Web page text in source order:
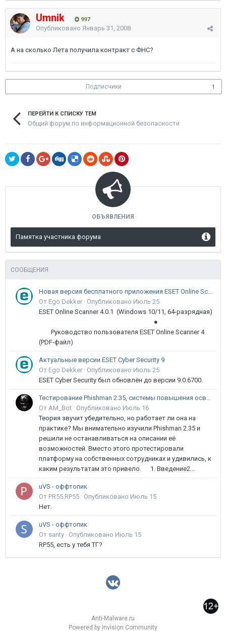
Umnik 997
Опубликовано Январь 31, 2008
А на сколько Лета получила контракт с ФНС?
Подписчики 1
ПЕРЕЙТИ К СПИСКУ ТЕМ
Общий форум по информационной безопасности
ОБЪЯВЛЕНИЯ
Памятка участника форума
СООБЩЕНИЯ
Новая версия бесплатного приложения ESET Online Scanner доступна пользователям
От Ego Dekker · Опубликовано Июль 25
ESET Online Scanner 4.0.1 (Windows 10/11, 64-разрядная)
●
Руководство пользователя ESET Online Scanner 4
(PDF-файл)
Актуальные версии ESET Cyber Security 9
От Ego Dekker · Опубликовано Июль 25
ESET Cyber Security был обновлён до версии 9.0.6700.
Тестирование Phishman 2.35, системы повышения осведомлённости пользователей в сфере ИБ
От AM_Bot · Опубликовано Июль 16
Теория звучит убедительно, но работает ли она на
практике? Мы внимательно изучили Phishman 2.35 и
решили не останавливаться на описании её
возможностей. Вместо этого протестировали
платформу на собственных сотрудниках и удивились, к
каким результатам это привело. 1. Введение2...
uVS - оффтопик
От PR55.RP55 · Опубликовано Июль 15
Нет.
uVS - оффтопик
От santy · Опубликовано Июль 15
RP55, есть у тебя ТГ?
Anti-Malware.ru
Powered by Invision Community